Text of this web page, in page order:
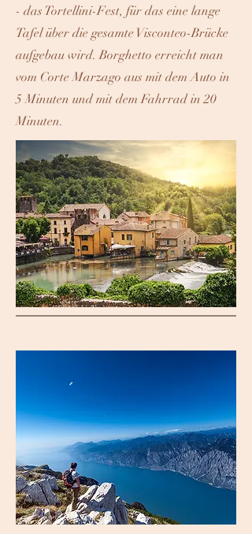
- das Tortellini-Fest, für das eine lange
Tafel über die gesamte Visconteo-Brücke
aufgebau wird. Borghetto erreicht man
vom Corte Marzago aus mit dem Auto in
5 Minuten und mit dem Fahrrad in 20
Minuten.